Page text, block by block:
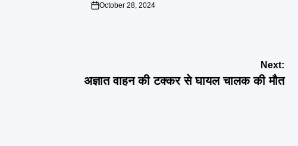
on
October 28, 2024
Next:
अज्ञात वाहन की टक्कर से घायल चालक की मौत